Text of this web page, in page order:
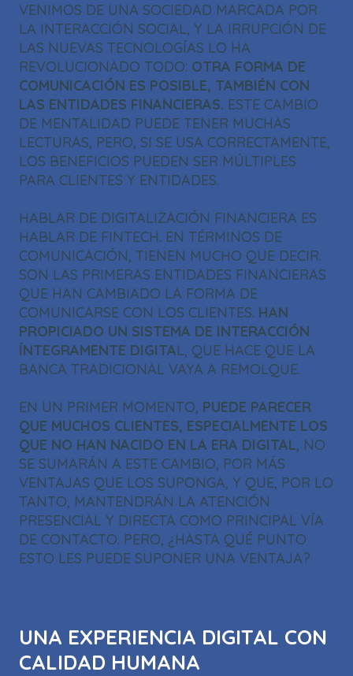
VENIMOS DE UNA SOCIEDAD MARCADA POR
LA INTERACCIÓN SOCIAL, Y LA IRRUPCIÓN DE
LAS NUEVAS TECNOLOGÍAS LO HA
REVOLUCIONADO TODO: OTRA FORMA DE
COMUNICACIÓN ES POSIBLE, TAMBIÉN CON
LAS ENTIDADES FINANCIERAS. ESTE CAMBIO
DE MENTALIDAD PUEDE TENER MUCHAS
LECTURAS, PERO, SI SE USA CORRECTAMENTE,
LOS BENEFICIOS PUEDEN SER MÚLTIPLES
PARA CLIENTES Y ENTIDADES.
HABLAR DE DIGITALIZACIÓN FINANCIERA ES
HABLAR DE FINTECH. EN TÉRMINOS DE
COMUNICACIÓN, TIENEN MUCHO QUE DECIR.
SON LAS PRIMERAS ENTIDADES FINANCIERAS
QUE HAN CAMBIADO LA FORMA DE
COMUNICARSE CON LOS CLIENTES. HAN
PROPICIADO UN SISTEMA DE INTERACCIÓN
ÍNTEGRAMENTE DIGITAL, QUE HACE QUE LA
BANCA TRADICIONAL VAYA A REMOLQUE.
EN UN PRIMER MOMENTO, PUEDE PARECER
QUE MUCHOS CLIENTES, ESPECIALMENTE LOS
QUE NO HAN NACIDO EN LA ERA DIGITAL, NO
SE SUMARÁN A ESTE CAMBIO, POR MÁS
VENTAJAS QUE LOS SUPONGA, Y QUE, POR LO
TANTO, MANTENDRÁN LA ATENCIÓN
PRESENCIAL Y DIRECTA COMO PRINCIPAL VÍA
DE CONTACTO. PERO, ¿HASTA QUÉ PUNTO
ESTO LES PUEDE SUPONER UNA VENTAJA?
UNA EXPERIENCIA DIGITAL CON
CALIDAD HUMANA